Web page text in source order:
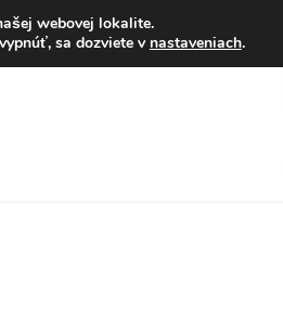
09:00–16:00 233 221
webovej lokalite.
sa dozviete v nastaveniach.